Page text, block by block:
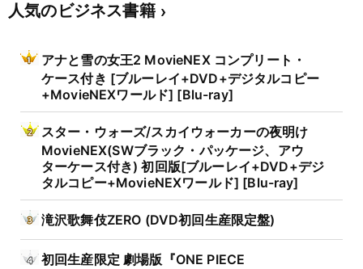
人気のビジネス書籍
アナと雪の女王2 MovieNEX コンプリート・
ケース付き [ブルーレイ+DVD+デジタルコピー
+MovieNEXワールド] [Blu-ray]
スター・ウォーズ/スカイウォーカーの夜明け
MovieNEX(SWブラック・パッケージ、アウ
ターケース付き) 初回版[ブルーレイ+DVD+デジ
タルコピー+MovieNEXワールド] [Blu-ray]
滝沢歌舞伎ZERO (DVD初回生産限定盤)
初回生産限定 劇場版『ONE PIECE